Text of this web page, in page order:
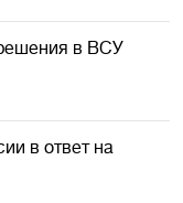
в ВСУ
в ответ на